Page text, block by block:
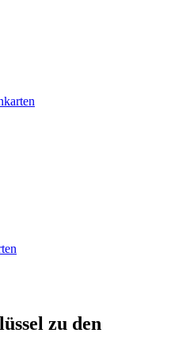
zu den